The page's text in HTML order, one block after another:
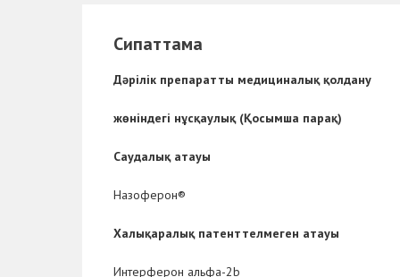
Сипаттама
Дәрілік препаратты медициналық қолдану
жөніндегі нұсқаулық (Қосымша парақ)
Саудалық атауы
Назоферон®
Халықаралық патенттелмеген атауы
Интерферон альфа-2b